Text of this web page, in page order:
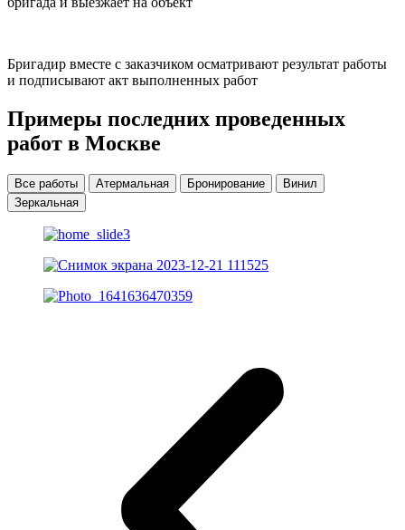
Бригадир вместе с заказчиком осматривают результат работы
и подписывают акт выполненных работ
Примеры последних проведенных
работ в Москве
Все работы Атермальная Бронирование
Винил
Зеркальная